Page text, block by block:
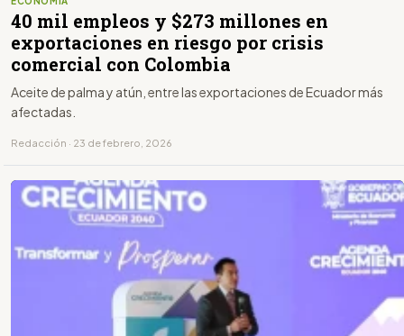
40 mil empleos y $273 millones en
exportaciones en riesgo por crisis
comercial con Colombia
Aceite de palma y atún, entre las exportaciones de Ecuador más
afectadas.
Redacción · 23 de febrero, 2026